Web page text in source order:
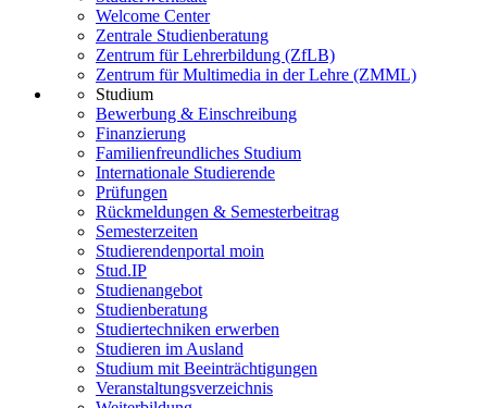
Welcome Center
Zentrale Studienberatung
Zentrum für Lehrerbildung (ZfLB)
Zentrum für Multimedia in der Lehre (ZMML)
Studium
Bewerbung & Einschreibung
Finanzierung
Familienfreundliches Studium
Internationale Studierende
Prüfungen
Rückmeldungen & Semesterbeitrag
Semesterzeiten
Studierendenportal moin
Stud.IP
Studienangebot
Studienberatung
Studiertechniken erwerben
Studieren im Ausland
Studium mit Beeinträchtigungen
Veranstaltungsverzeichnis